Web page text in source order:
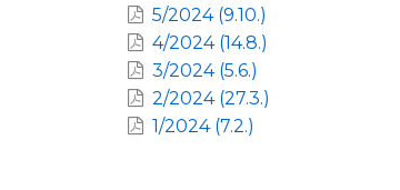
5/2024 (9.10.)
4/2024 (14.8.)
3/2024 (5.6.)
2/2024 (27.3.)
1/2024 (7.2.)